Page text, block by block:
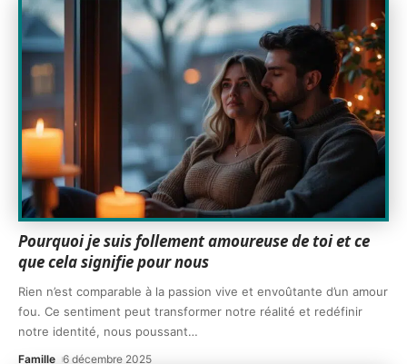
Pourquoi je suis follement amoureuse de toi et ce
que cela signifie pour nous
Rien n’est comparable à la passion vive et envoûtante d’un amour
fou. Ce sentiment peut transformer notre réalité et redéfinir
notre identité, nous poussant…
Famille 6 décembre 2025